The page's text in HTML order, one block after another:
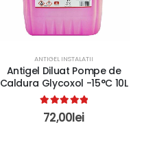
ANTIGEL INSTALATII
Antigel Diluat Pompe de
Caldura Glycoxol -15°C 10L
5.00 out of 5
72,00lei